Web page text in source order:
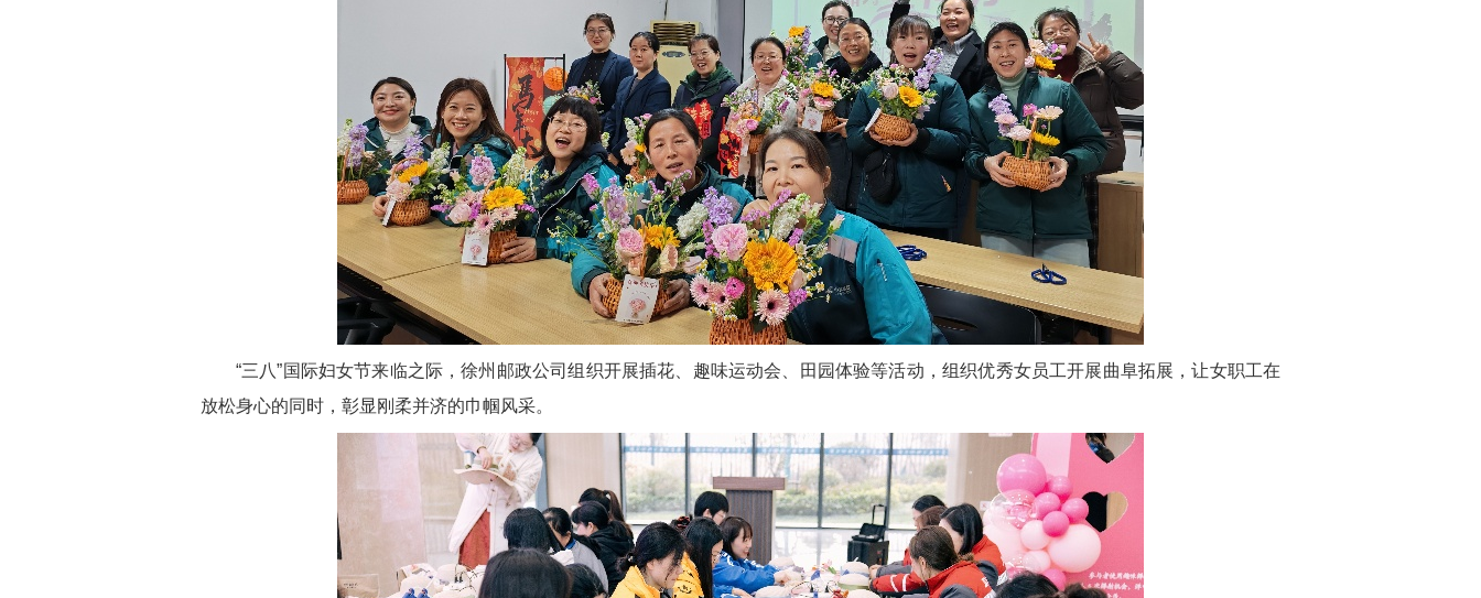
“三八”国际妇女节来临之际，徐州邮政公司组织开展插花、趣味运动会、田园体验等活动，组织优秀女员工开展曲阜拓展，让女职工在
放松身心的同时，彰显刚柔并济的巾帼风采。